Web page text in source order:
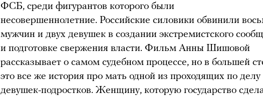
ФСБ, среди фигурантов которого были
несовершеннолетние. Российские силовики обвинили
мужчин и двух девушек в создании экстремистского
и подготовке свержения власти. Фильм Анны Шишовой
рассказывает о самом судебном процессе, но в большей
это все же история про мать одной из проходящих по делу
девушек-подростков. Женщину, которую государство